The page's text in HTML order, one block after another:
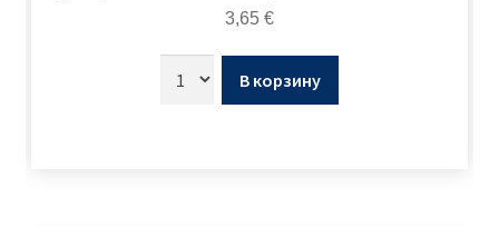
3,65 €
В корзину